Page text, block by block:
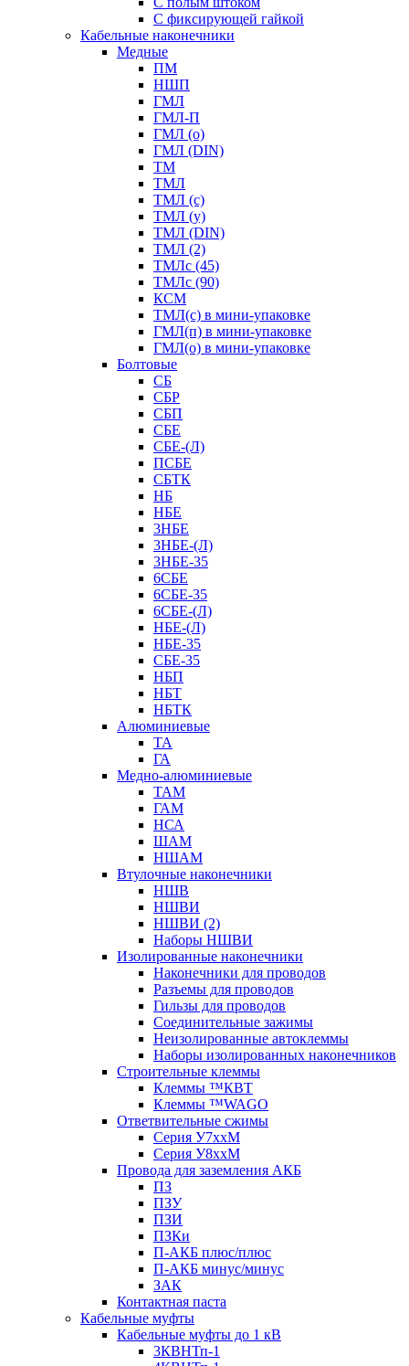
С фиксирующей гайкой
Кабельные наконечники
Медные
ПМ
НШП
ГМЛ
ГМЛ-П
ГМЛ (о)
ГМЛ (DIN)
ТМ
ТМЛ
ТМЛ (с)
ТМЛ (у)
ТМЛ (DIN)
ТМЛ (2)
ТМЛс (45)
ТМЛс (90)
КСМ
ТМЛ(с) в мини-упаковке
ГМЛ(п) в мини-упаковке
ГМЛ(о) в мини-упаковке
Болтовые
СБ
СБР
СБП
СБЕ
СБЕ-(Л)
ПСБЕ
СБТК
НБ
НБЕ
3НБЕ
3НБЕ-(Л)
3НБЕ-35
6СБЕ
6СБЕ-35
6СБЕ-(Л)
НБЕ-(Л)
НБЕ-35
СБЕ-35
НБП
НБТ
НБТК
Алюминиевые
ТА
ГА
Медно-алюминиевые
ТАМ
ГАМ
НСА
ШАМ
НШАМ
Втулочные наконечники
НШВ
НШВИ
НШВИ (2)
Наборы НШВИ
Изолированные наконечники
Наконечники для проводов
Разъемы для проводов
Гильзы для проводов
Соединительные зажимы
Неизолированные автоклеммы
Наборы изолированных наконечников
Строительные клеммы
Клеммы ™КВТ
Клеммы ™WAGO
Ответвительные сжимы
Серия У7ххМ
Серия У8ххМ
Провода для заземления АКБ
ПЗ
ПЗУ
ПЗИ
ПЗКи
П-АКБ плюс/плюс
П-АКБ минус/минус
ЗАК
Контактная паста
Кабельные муфты
Кабельные муфты до 1 кВ
3КВНТп-1